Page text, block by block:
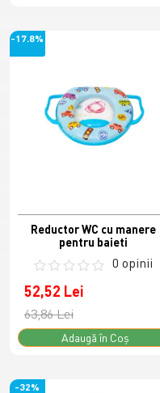
-17.8%
Reductor WC cu manere
pentru baieti
0 opinii
52,52 Lei
63,86 Lei
Adaugă în Coş
-32%